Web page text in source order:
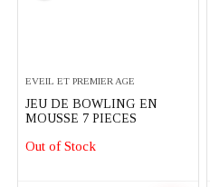
EVEIL ET PREMIER AGE
JEU DE BOWLING EN
MOUSSE 7 PIECES
Out of Stock